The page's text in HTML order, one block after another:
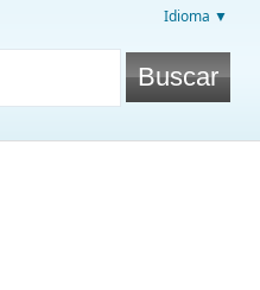
Idioma ▼